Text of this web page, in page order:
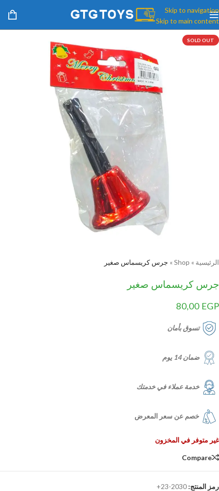
Skip to navigation
Skip to main content
SOLD OUT
الرئيسية »
Shop
» جرس كريسماس صغير
جرس كريسماس صغير
80,00 EGP
تسوق بأمان
ضمان 14 يوم
خدمة عملاء في خدمتك
خصم عن سعر المعرض
غير متوفر في المخزون
Compare
رمز المنتج: 2030-23+